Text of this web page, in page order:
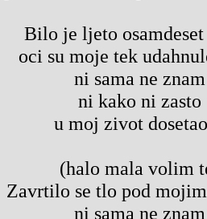
Bilo je ljeto
oci su moje tek
ni sama ne znam
ni kako ni zasto
u moj zivot
(halo mala volim
Zavrtilo se tlo pod
ni sama ne znam